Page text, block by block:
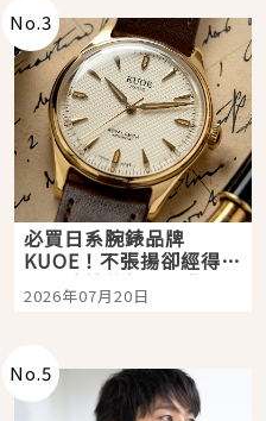
No.3
必買日系腕錶品牌
KUOE！不張揚卻經得起
時間洗鍊的經典之作五
選
2026年07月20日
No.5